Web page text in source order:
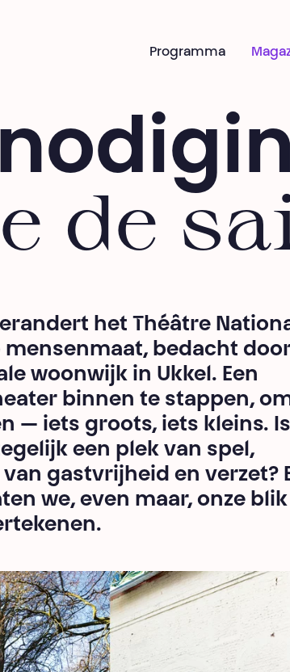
Programma
de
het Théâtre
bedacht
woonwijk in Ukkel. Een
binnen te stappen,
— iets groots, iets kleins.
een plek van spel,
gastvrijheid en verzet?
we, even maar, onze